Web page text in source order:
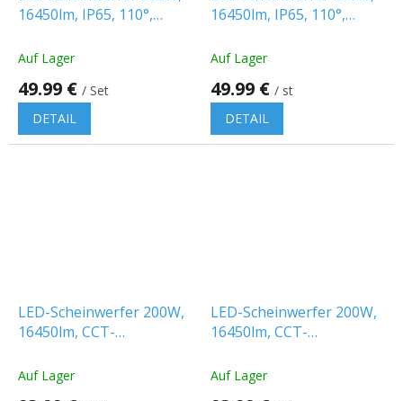
16450lm, IP65, 110°,
Auf Lager
49.99 € / Set
DETAIL
16450lm, IP65, 110°,
Auf Lager
49.99 € / st
DETAIL
LED-Scheinwerfer 200W,
16450lm, CCT-
schwarz, 1+1 gratis!
Auf Lager
LED-Scheinwerfer 200W,
16450lm, CCT-
3000K/4000K/6500K,
Auf Lager